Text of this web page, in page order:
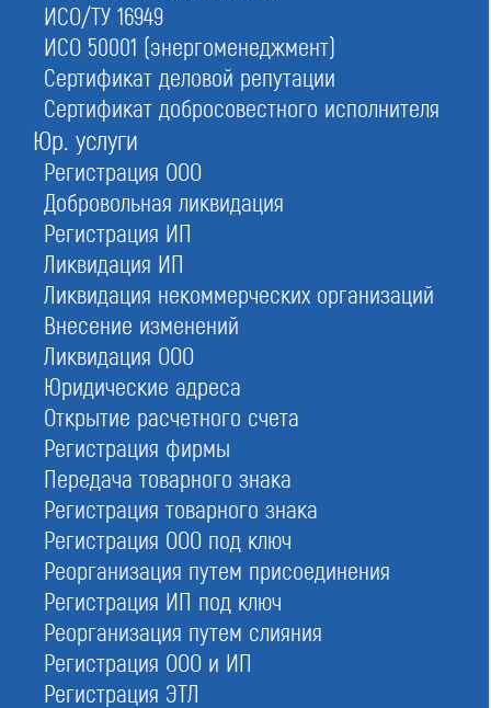
ИСО/ТУ 16949
ИСО 50001 (энергоменеджмент)
Сертификат деловой репутации
Сертификат добросовестного исполнителя
Юр. услуги
Регистрация ООО
Добровольная ликвидация
Регистрация ИП
Ликвидация ИП
Ликвидация некоммерческих организаций
Внесение изменений
Ликвидация ООО
Юридические адреса
Открытие расчетного счета
Регистрация фирмы
Передача товарного знака
Регистрация товарного знака
Регистрация ООО под ключ
Реорганизация путем присоединения
Регистрация ИП под ключ
Реорганизация путем слияния
Регистрация ООО и ИП
Регистрация ЭТЛ
Это база данных СРО инженерных изысканий для
капитальных строительных работ. Регистрация в
Реестре обязательна для всех ассоциаций,
объединяющих компании в области геологических,
физико-механических, геотехнических (и других)
работ на территории России.
Полный реестр СРО изыскателей ведет
Ростехнадзор на основании требований
Градостроительного кодекса — Государственный
реестр саморегулируемых организаций. Он
включает все зарегистрированные объединения:
строительные, проектировочные, изыскательские.
При помощи фильтра можно настроить поиск и
отсортировать организации по сферам
деятельности.